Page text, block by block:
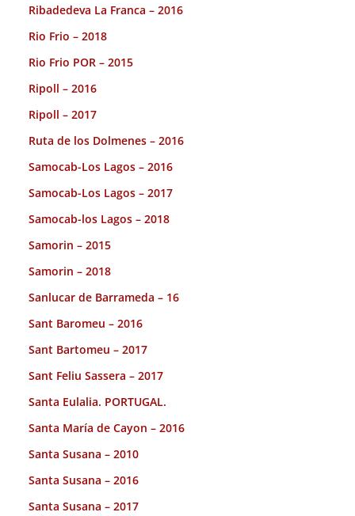
Ribadedeva La Franca – 2016
Rio Frio – 2018
Rio Frio POR – 2015
Ripoll – 2016
Ripoll – 2017
Ruta de los Dolmenes – 2016
Samocab-Los Lagos – 2016
Samocab-Los Lagos – 2017
Samocab-los Lagos – 2018
Samorin – 2015
Samorin – 2018
Sanlucar de Barrameda – 16
Sant Baromeu – 2016
Sant Bartomeu – 2017
Sant Feliu Sassera – 2017
Santa Eulalia. PORTUGAL.
Santa María de Cayon – 2016
Santa Susana – 2010
Santa Susana – 2016
Santa Susana – 2017